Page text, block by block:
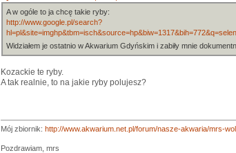
A w ogóle to ja chcę takie ryby:
http://www.google.pl/search?
Widziałem je ostatnio w Akwarium Gdyńskim i zabiły mnie
Kozackie te ryby.
A tak realnie, to na jakie ryby polujesz?
Mój zbiornik: http://www.akwarium.net.pl/forum/nasze-akwaria/mrs-
Pozdrawiam, mrs